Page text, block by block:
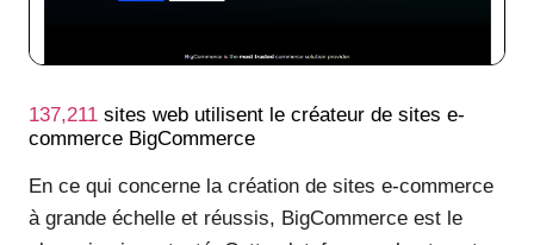
137,211 sites web utilisent le créateur de sites e-
commerce BigCommerce
En ce qui concerne la création de sites e-commerce
à grande échelle et réussis, BigCommerce est le